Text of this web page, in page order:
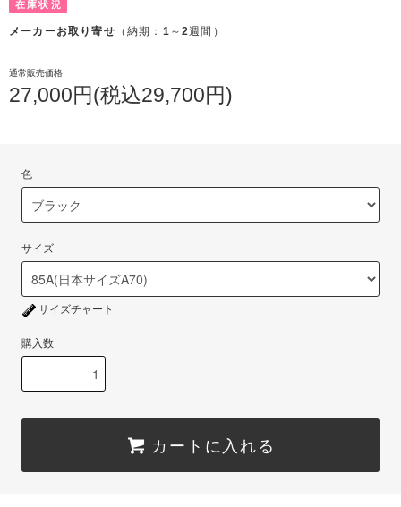
在庫状況
メーカーお取り寄せ （納期： 1 ～2週間）
通常販売価格
27,000円(税込29,700円)
色
サイズ
サイズチャート
購入数
カートに入れる